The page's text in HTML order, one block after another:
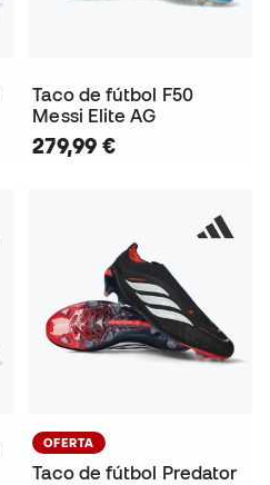
Taco de fútbol F50
Messi Elite AG
279,99 €
OFERTA
Taco de fútbol Predator